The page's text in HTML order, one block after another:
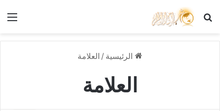
بحث عن
الرئيسية / العلامة
العلامة